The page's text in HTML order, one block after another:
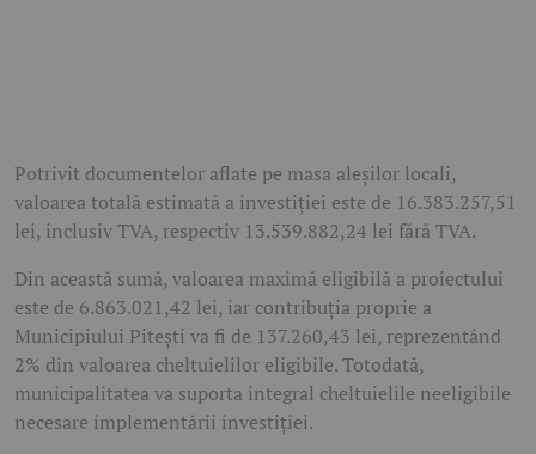
Potrivit documentelor aflate pe masa aleșilor locali,
valoarea totală estimată a investiției este de 16.383.257,51
lei, inclusiv TVA, respectiv 13.539.882,24 lei fără TVA.
Din această sumă, valoarea maximă eligibilă a proiectului
este de 6.863.021,42 lei, iar contribuția proprie a
Municipiului Pitești va fi de 137.260,43 lei, reprezentând
2% din valoarea cheltuielilor eligibile. Totodată,
municipalitatea va suporta integral cheltuielile neeligibile
necesare implementării investiției.